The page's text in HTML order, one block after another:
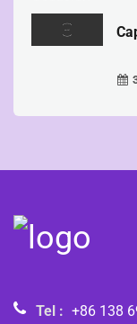
Tel : +86 138